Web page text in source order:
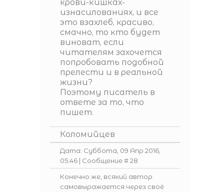
крови-кишках-
изнасилованиях, и все
это взахлеб, красиво,
смачно, то кто будет
виноват, если
читателям захочется
попробовать подобной
прелести и в реальной
жизни?
Поэтому писатель в
ответе за то, что
пишет.
Коломийцев
Дата: Суббота, 09 Апр 2016,
05:46 | Сообщение #28
Конечно же, всякий автор
самовыражается через своё